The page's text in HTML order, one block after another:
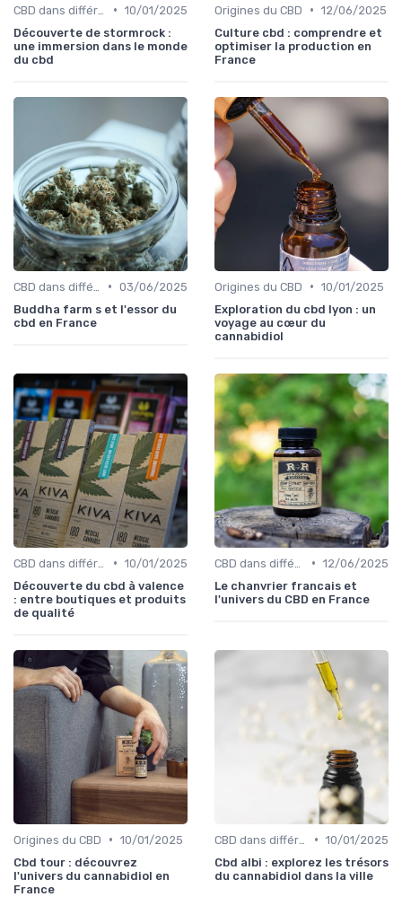
• 10/01/2025
Découverte de stormrock :
une immersion dans le monde
du cbd
Origines du CBD • 12/06/2025
Culture cbd : comprendre et
optimiser la production en
France
• 03/06/2025
Buddha farm s et l'essor du
cbd en France
Origines du CBD • 10/01/2025
Exploration du cbd lyon : un
voyage au cœur du
cannabidiol
• 10/01/2025
Découverte du cbd à valence
: entre boutiques et produits
de qualité
• 12/06/2025
Le chanvrier francais et
l'univers du CBD en France
Origines du CBD • 10/01/2025
Cbd tour : découvrez
l'univers du cannabidiol en
France
• 10/01/2025
Cbd albi : explorez les trésors
du cannabidiol dans la ville